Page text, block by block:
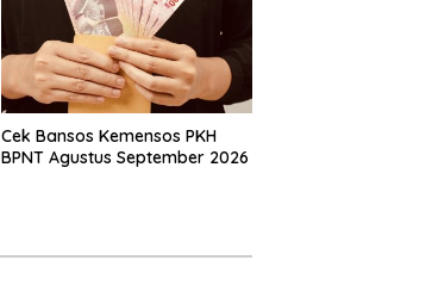
Cek Bansos Kemensos PKH
BPNT Agustus September 2026